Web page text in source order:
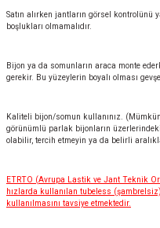
Satın alırken jantların görsel kontrolünü
boşlukları olmamalıdır.
Bijon ya da somunların araca monte
gerekir. Bu yüzeylerin boyalı olması
Kaliteli bijon/somun kullanınız.
görünümlü parlak bijonların
olabilir, tercih etmeyin ya da belirli
ETRTO (Avrupa Lastik ve Jant Teknik
hızlarda kullanılan tubeless
kullanılmasını tavsiye etmektedir.